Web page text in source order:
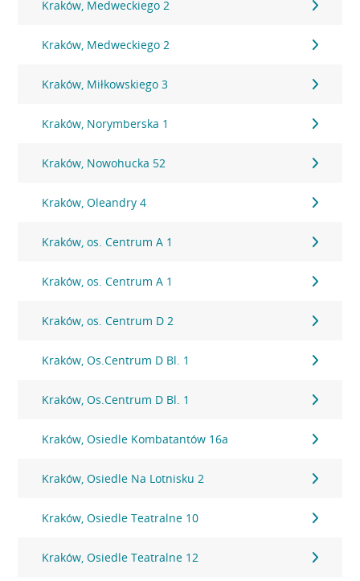
Kraków, Medweckiego 2
Kraków, Medweckiego 2
Kraków, Miłkowskiego 3
Kraków, Norymberska 1
Kraków, Nowohucka 52
Kraków, Oleandry 4
Kraków, os. Centrum A 1
Kraków, os. Centrum A 1
Kraków, os. Centrum D 2
Kraków, Os.Centrum D Bl. 1
Kraków, Os.Centrum D Bl. 1
Kraków, Osiedle Kombatantów 16a
Kraków, Osiedle Na Lotnisku 2
Kraków, Osiedle Teatralne 10
Kraków, Osiedle Teatralne 12